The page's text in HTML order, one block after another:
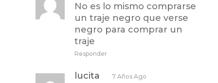
No es lo mismo comprarse
un traje negro que verse
negro para comprar un
traje
Responder
lucita 7 Años Ago